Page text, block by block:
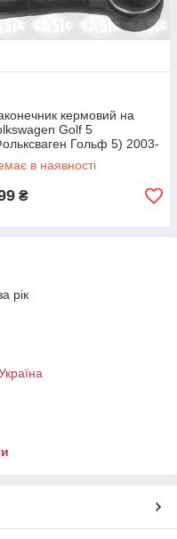
кермовий на
Golf 5
Гольф 5) 2003-
Sasic 9006638
в наявності
₴
рік